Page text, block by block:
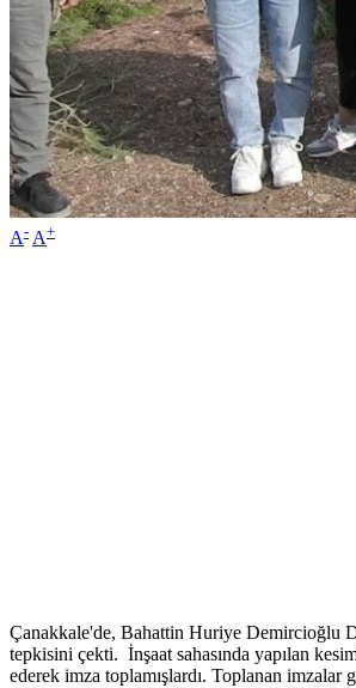
A- A+
Çanakkale'de, Bahattin Huriye Demircioğlu
tepkisini çekti. İnşaat sahasında yapılan
ederek imza toplamışlardı. Toplanan imzalar